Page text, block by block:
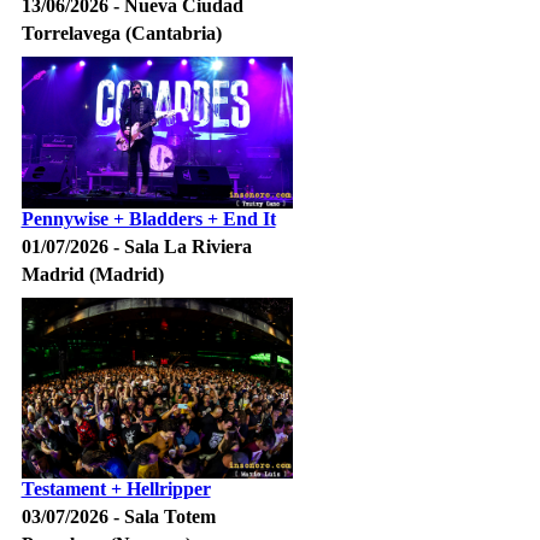
13/06/2026 - Nueva Ciudad
Torrelavega (Cantabria)
Pennywise + Bladders + End It
01/07/2026 - Sala La Riviera
Madrid (Madrid)
Testament + Hellripper
03/07/2026 - Sala Totem